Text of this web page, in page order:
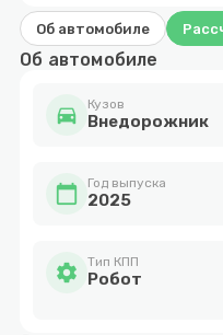
Об автомобиле
Об автомобиле
directions_car Кузов
Внедорожник
calendar_today Год выпуска
2025
settings Тип КПП
Робот